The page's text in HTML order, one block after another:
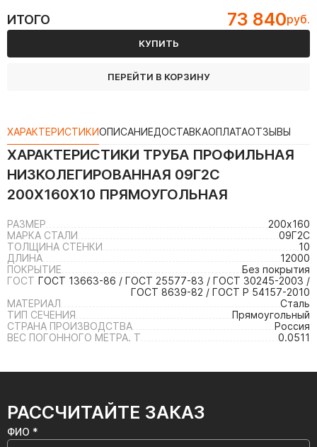
ИТОГО 73 840руб.
КУПИТЬ
ПЕРЕЙТИ В КОРЗИНУ
ХАРАКТЕРИСТИКИОПИСАНИЕДОСТАВКАОПЛАТАОТЗЫВЫ
ХАРАКТЕРИСТИКИ ТРУБА ПРОФИЛЬНАЯ
НИЗКОЛЕГИРОВАННАЯ 09Г2С
200Х160Х10 ПРЯМОУГОЛЬНАЯ
РАЗМЕР
200х160
МАРКА СТАЛИ
09Г2С
ТОЛЩИНА СТЕНКИ
10
ДЛИНА
12000
ПОКРЫТИЕ
Без покрытия
ГОСТ ГОСТ 13663-86 / ГОСТ 25577-83 / ГОСТ 30245-2003 /
ГОСТ 8639-82 / ГОСТ Р 54157-2010
МАТЕРИАЛ
Сталь
ТИП СЕЧЕНИЯ
Прямоугольный
СТРАНА ПРОИЗВОДСТВА
Россия
ВЕС ПОГОННОГО МЕТРА. Т
0.0511
РАССЧИТАЙТЕ ЗАКАЗ
ФИО *